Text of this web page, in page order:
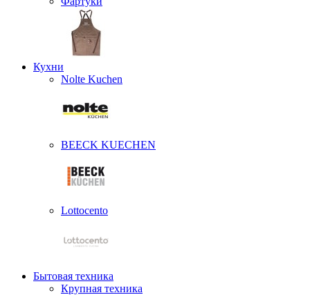
Кухни
Nolte Kuchen
BEECK KUECHEN
Lottocento
Бытовая техника
Крупная техника